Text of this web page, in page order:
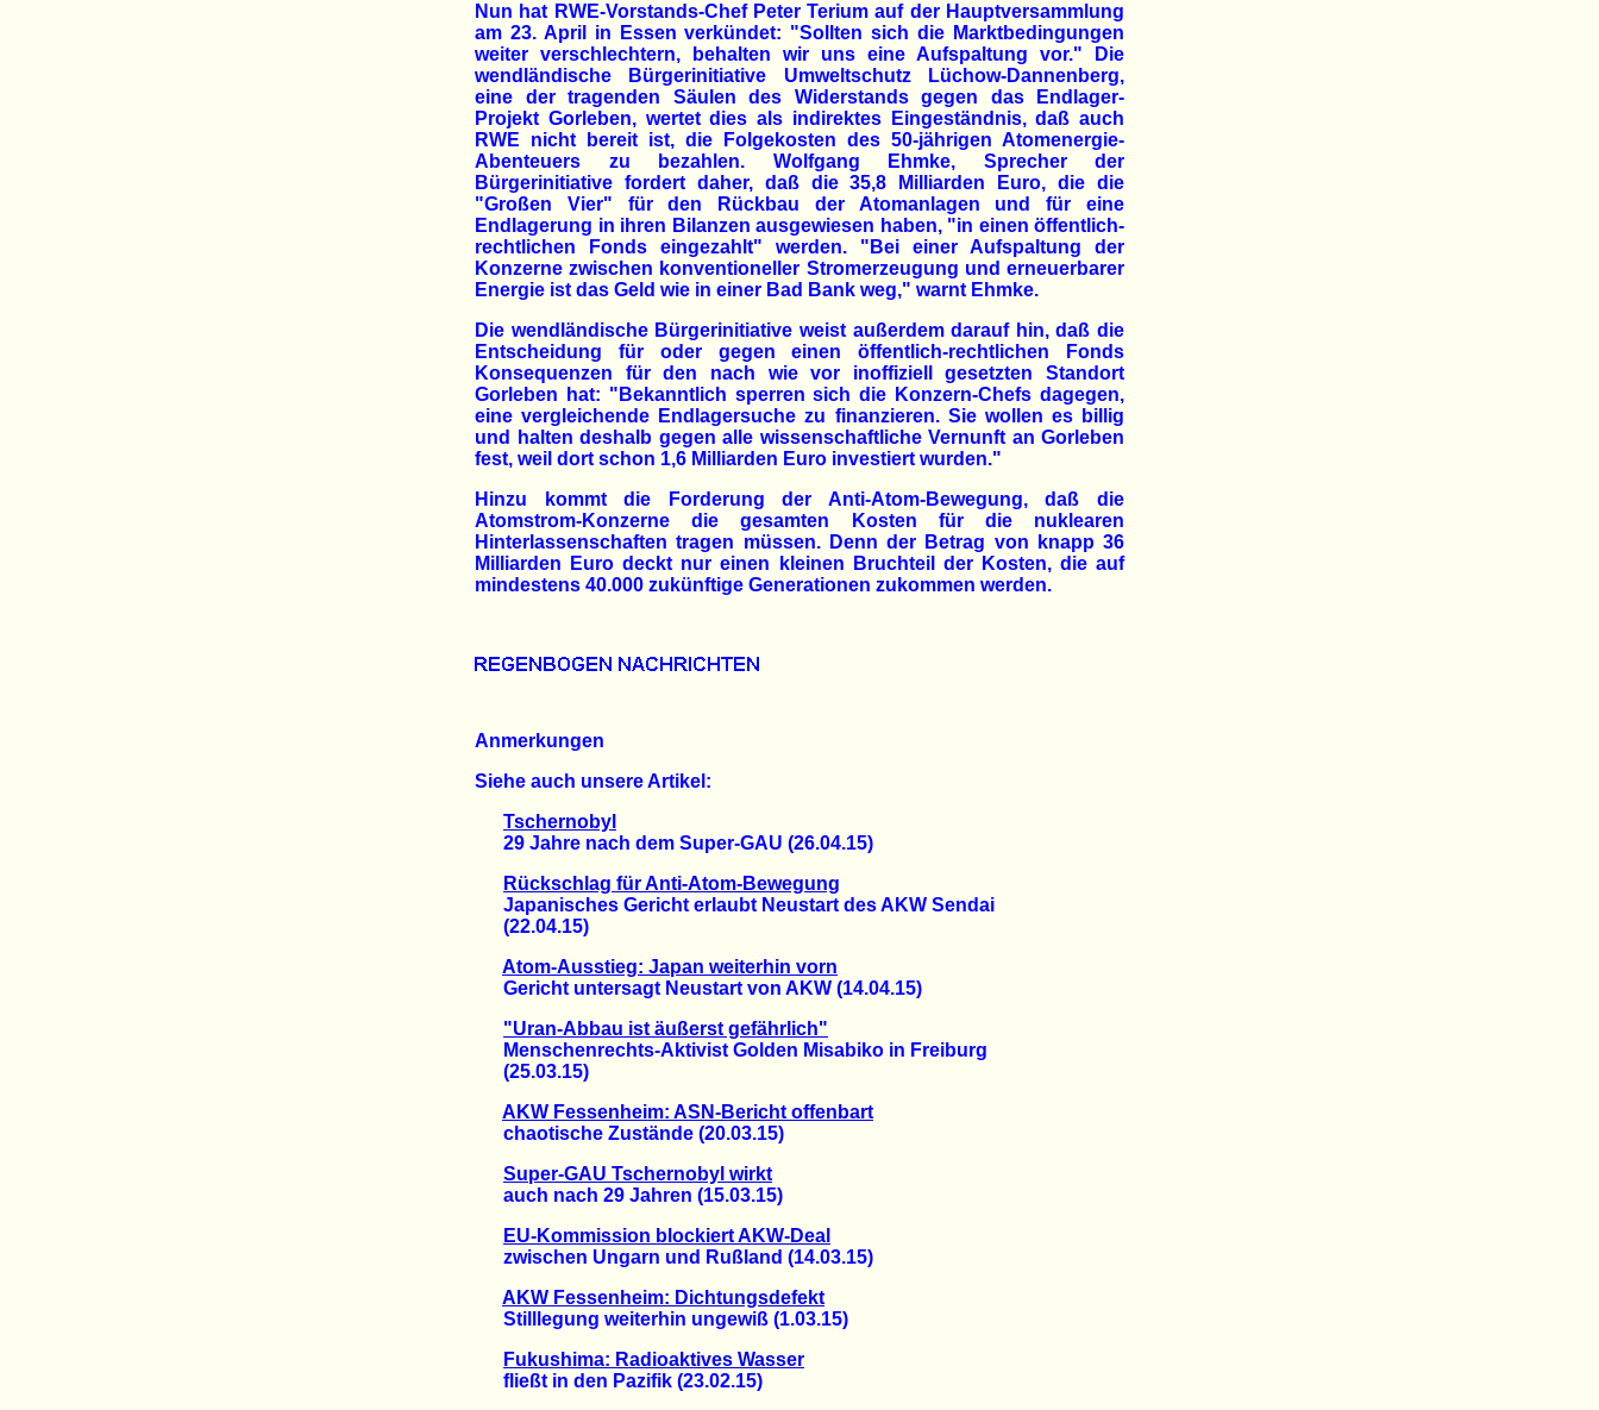
Nun hat RWE-Vorstands-Chef Peter Terium auf der Hauptversammlung
am 23. April in Essen verkündet: "Sollten sich die Marktbedingungen
weiter verschlechtern, behalten wir uns eine Aufspaltung vor." Die
wendländische Bürgerinitiative Umweltschutz Lüchow-Dannenberg,
eine der tragenden Säulen des Widerstands gegen das Endlager-
Projekt Gorleben, wertet dies als indirektes Eingeständnis, daß auch
RWE nicht bereit ist, die Folgekosten des 50-jährigen Atomenergie-
Abenteuers zu bezahlen. Wolfgang Ehmke, Sprecher der
Bürgerinitiative fordert daher, daß die 35,8 Milliarden Euro, die die
"Großen Vier" für den Rückbau der Atomanlagen und für eine
Endlagerung in ihren Bilanzen ausgewiesen haben, "in einen öffentlich-
rechtlichen Fonds eingezahlt" werden. "Bei einer Aufspaltung der
Konzerne zwischen konventioneller Stromerzeugung und erneuerbarer
Energie ist das Geld wie in einer Bad Bank weg," warnt Ehmke.
Die wendländische Bürgerinitiative weist außerdem darauf hin, daß die
Entscheidung für oder gegen einen öffentlich-rechtlichen Fonds
Konsequenzen für den nach wie vor inoffiziell gesetzten Standort
Gorleben hat: "Bekanntlich sperren sich die Konzern-Chefs dagegen,
eine vergleichende Endlagersuche zu finanzieren. Sie wollen es billig
und halten deshalb gegen alle wissenschaftliche Vernunft an Gorleben
fest, weil dort schon 1,6 Milliarden Euro investiert wurden."
Hinzu kommt die Forderung der Anti-Atom-Bewegung, daß die
Atomstrom-Konzerne die gesamten Kosten für die nuklearen
Hinterlassenschaften tragen müssen. Denn der Betrag von knapp 36
Milliarden Euro deckt nur einen kleinen Bruchteil der Kosten, die auf
mindestens 40.000 zukünftige Generationen zukommen werden.
Anmerkungen
Siehe auch unsere Artikel:
Tschernobyl
29 Jahre nach dem Super-GAU (26.04.15)
Rückschlag für Anti-Atom-Bewegung
Japanisches Gericht erlaubt Neustart des AKW Sendai
(22.04.15)
Atom-Ausstieg: Japan weiterhin vorn
Gericht untersagt Neustart von AKW (14.04.15)
"Uran-Abbau ist äußerst gefährlich"
Menschenrechts-Aktivist Golden Misabiko in Freiburg
(25.03.15)
AKW Fessenheim: ASN-Bericht offenbart
chaotische Zustände (20.03.15)
Super-GAU Tschernobyl wirkt
auch nach 29 Jahren (15.03.15)
EU-Kommission blockiert AKW-Deal
zwischen Ungarn und Rußland (14.03.15)
AKW Fessenheim: Dichtungsdefekt
Stilllegung weiterhin ungewiß (1.03.15)
Fukushima: Radioaktives Wasser
fließt in den Pazifik (23.02.15)